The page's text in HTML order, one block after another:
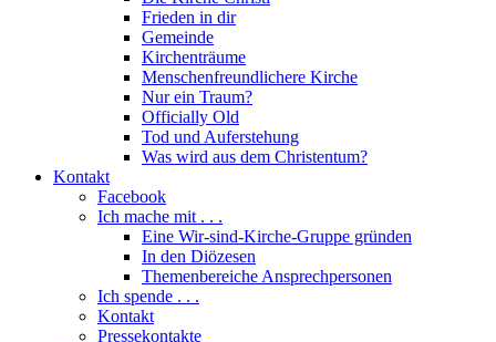
Frieden in dir
Gemeinde
Kirchenträume
Menschenfreundlichere Kirche
Nur ein Traum?
Officially Old
Tod und Auferstehung
Was wird aus dem Christentum?
Kontakt
Facebook
Ich mache mit . . .
Eine Wir-sind-Kirche-Gruppe gründen
In den Diözesen
Themenbereiche Ansprechpersonen
Ich spende . . .
Kontakt
Pressekontakte